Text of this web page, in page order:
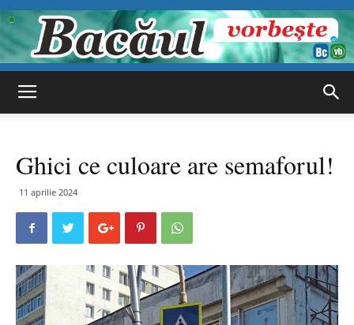
vorbește
Ghici ce culoare are semaforul!
11 aprilie 2024